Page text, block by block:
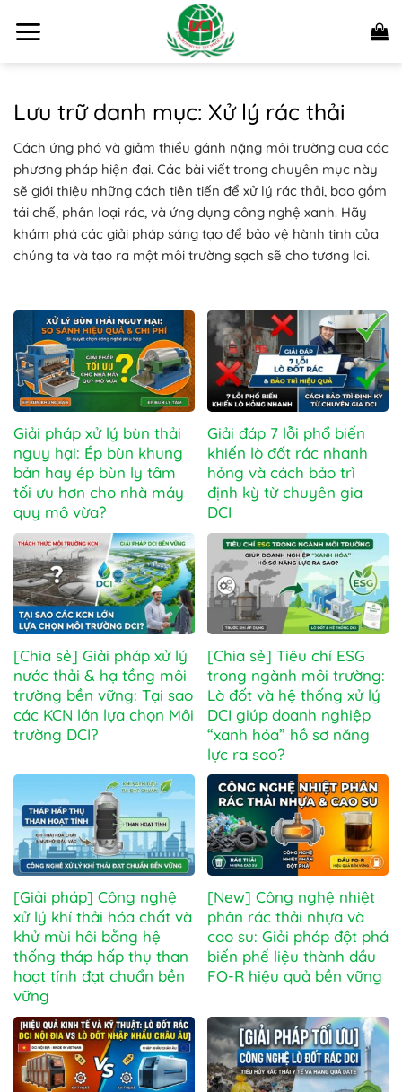
qua
Lưu trữ danh mục: Xử lý rác thải
Cách ứng phó và giảm thiểu gánh nặng môi trường qua các
phương pháp hiện đại. Các bài viết trong chuyên mục này
sẽ giới thiệu những cách tiên tiến để xử lý rác thải, bao gồm
tái chế, phân loại rác, và ứng dụng công nghệ xanh. Hãy
khám phá các giải pháp sáng tạo để bảo vệ hành tinh của
chúng ta và tạo ra một môi trường sạch sẽ cho tương lai.
Giải pháp xử lý bùn thải
nguy hại: Ép bùn khung
bản hay ép bùn ly tâm
tối ưu hơn cho nhà máy
quy mô vừa?
Giải đáp 7 lỗi phổ biến
khiến lò đốt rác nhanh
hỏng và cách bảo trì
định kỳ từ chuyên gia
DCI
[Chia sẻ] Giải pháp xử lý
nước thải & hạ tầng môi
trường bền vững: Tại sao
các KCN lớn lựa chọn Môi
trường DCI?
[Chia sẻ] Tiêu chí ESG
trong ngành môi trường:
Lò đốt và hệ thống xử lý
DCI giúp doanh nghiệp
“xanh hóa” hồ sơ năng
lực ra sao?
[Giải pháp] Công nghệ
xử lý khí thải hóa chất và
khử mùi hôi bằng hệ
thống tháp hấp thụ than
hoạt tính đạt chuẩn bền
vững
[New] Công nghệ nhiệt
phân rác thải nhựa và
cao su: Giải pháp đột phá
biến phế liệu thành dầu
FO-R hiệu quả bền vững